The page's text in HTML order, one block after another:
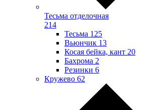
Тесьма отделочная
214
Тесьма 125
Вьюнчик 13
Косая бейка, кант 20
Бахрома 2
Резинки 6
Кружево 62